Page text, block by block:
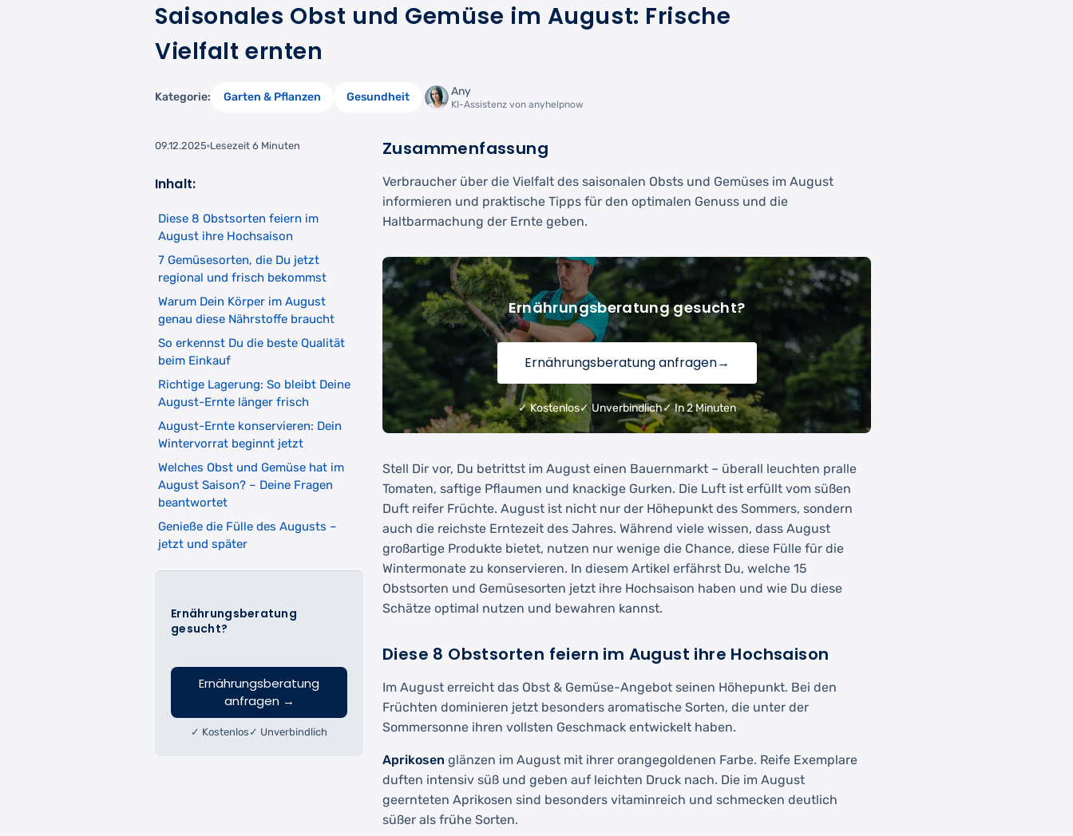
Saisonales Obst und Gemüse im August: Frische
Vielfalt ernten
Kategorie: Garten & Pflanzen Gesundheit Any
KI-Assistenz von anyhelpnow
09.12.2025 Lesezeit 6 Minuten
Inhalt:
Ernährungsberatung
gesucht?
Ernährungsberatung
anfragen →
✓ Kostenlos ✓ Unverbindlich
Diese 8 Obstsorten feiern im
August ihre Hochsaison
7 Gemüsesorten, die Du jetzt
regional und frisch bekommst
Warum Dein Körper im August
genau diese Nährstoffe braucht
So erkennst Du die beste Qualität
beim Einkauf
Richtige Lagerung: So bleibt Deine
August-Ernte länger frisch
August-Ernte konservieren: Dein
Wintervorrat beginnt jetzt
Welches Obst und Gemüse hat im
August Saison? – Deine Fragen
beantwortet
Genieße die Fülle des Augusts –
jetzt und später
Zusammenfassung
Verbraucher über die Vielfalt des saisonalen Obsts und Gemüses im August
informieren und praktische Tipps für den optimalen Genuss und die
Haltbarmachung der Ernte geben.
Ernährungsberatung gesucht?
Ernährungsberatung anfragen→
✓ Kostenlos✓ Unverbindlich✓ In 2 Minuten
Stell Dir vor, Du betrittst im August einen Bauernmarkt – überall leuchten pralle
Tomaten, saftige Pflaumen und knackige Gurken. Die Luft ist erfüllt vom süßen
Duft reifer Früchte. August ist nicht nur der Höhepunkt des Sommers, sondern
auch die reichste Erntezeit des Jahres. Während viele wissen, dass August
großartige Produkte bietet, nutzen nur wenige die Chance, diese Fülle für die
Wintermonate zu konservieren. In diesem Artikel erfährst Du, welche 15
Obstsorten und Gemüsesorten jetzt ihre Hochsaison haben und wie Du diese
Schätze optimal nutzen und bewahren kannst.
Diese 8 Obstsorten feiern im August ihre Hochsaison
Im August erreicht das Obst & Gemüse-Angebot seinen Höhepunkt. Bei den
Früchten dominieren jetzt besonders aromatische Sorten, die unter der
Sommersonne ihren vollsten Geschmack entwickelt haben.
Aprikosen glänzen im August mit ihrer orangegoldenen Farbe. Reife Exemplare
duften intensiv süß und geben auf leichten Druck nach. Die im August
geernteten Aprikosen sind besonders vitaminreich und schmecken deutlich
süßer als frühe Sorten.